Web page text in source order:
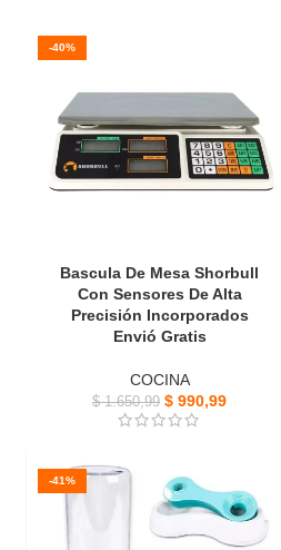
-40%
Bascula De Mesa Shorbull
Con Sensores De Alta
Precisión Incorporados
Envió Gratis
COCINA
$1.650,99 $ 990,99
-41%